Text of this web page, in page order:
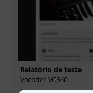
Relatório de teste
Vocoder VC340